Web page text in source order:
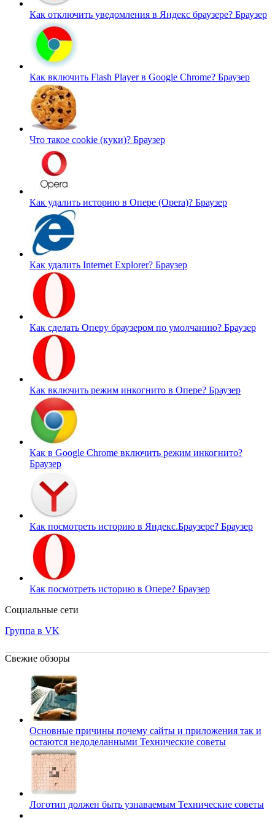
Как отключить уведомления в Яндекс браузере? Браузер
Как включить Flash Player в Google Chrome? Браузер
Что такое cookie (куки)? Браузер
Как удалить историю в Опере (Opera)? Браузер
Как удалить Internet Explorer? Браузер
Как сделать Оперу браузером по умолчанию? Браузер
Как включить режим инкогнито в Опере? Браузер
Как в Google Chrome включить режим инкогнито?
Браузер
Как посмотреть историю в Яндекс.Браузере? Браузер
Как посмотреть историю в Опере? Браузер
Социальные сети
Группа в VK
Свежие обзоры
Основные причины почему сайты и приложения так и
остаются недоделанными Технические советы
Логотип должен быть узнаваемым Технические советы